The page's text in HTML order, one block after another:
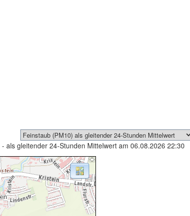
- als gleitender 24-Stunden Mittelwert am 06.08.2026 22:30